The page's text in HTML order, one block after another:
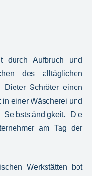
durch Aufbruch und
des alltäglichen
Dieter Schröter einen
einer Wäscherei und
Die
am Tag der
Werkstätten bot